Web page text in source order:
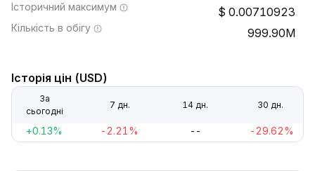
Історичний максимум 0.00710923
Кількість в обігу 999.90M
Історія цін (USD)
За
сьогодні
7 дн. 14 дн. 30 дн.
+0.13% -2.21% -- -29.62%